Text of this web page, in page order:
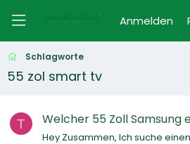
Anmelden
Schlagworte
55 zol smart tv
T Welcher 55 Zoll Samsung
Hey Zusammen, Ich suche